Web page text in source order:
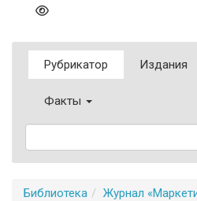
Рубрикатор Издания
Факты
Библиотека
Журнал